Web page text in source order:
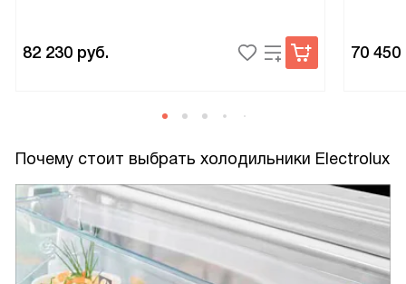
82 230 руб. 70 450
Почему стоит выбрать холодильники Electrolux